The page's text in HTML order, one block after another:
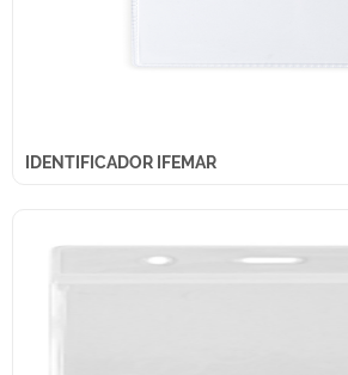
IDENTIFICADOR IFEMAR